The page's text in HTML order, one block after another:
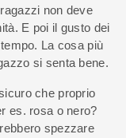
non deve
E poi il gusto dei
La cosa più
si senta bene.
che proprio
es. rosa o nero?
spezzare